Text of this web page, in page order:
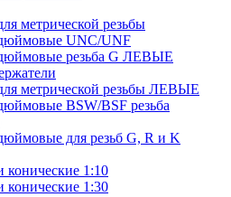
метрической резьбы
UNC/UNF
резьба G ЛЕВЫЕ
метрической резьбы ЛЕВЫЕ
BSW/BSF резьба
для резьб G, R и K
конические 1:10
конические 1:30